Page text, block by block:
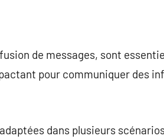
de messages, sont
pour communiquer des
dans plusieurs